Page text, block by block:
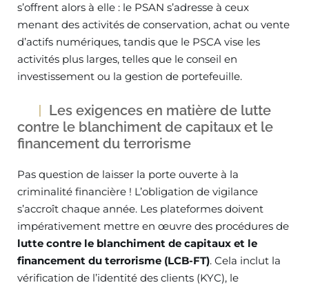
s’offrent alors à elle : le PSAN s’adresse à ceux
menant des activités de conservation, achat ou vente
d’actifs numériques, tandis que le PSCA vise les
activités plus larges, telles que le conseil en
investissement ou la gestion de portefeuille.
Les exigences en matière de lutte
contre le blanchiment de capitaux et le
financement du terrorisme
Pas question de laisser la porte ouverte à la
criminalité financière ! L’obligation de vigilance
s’accroît chaque année. Les plateformes doivent
impérativement mettre en œuvre des procédures de
lutte contre le blanchiment de capitaux et le
financement du terrorisme (LCB-FT). Cela inclut la
vérification de l’identité des clients (KYC), le